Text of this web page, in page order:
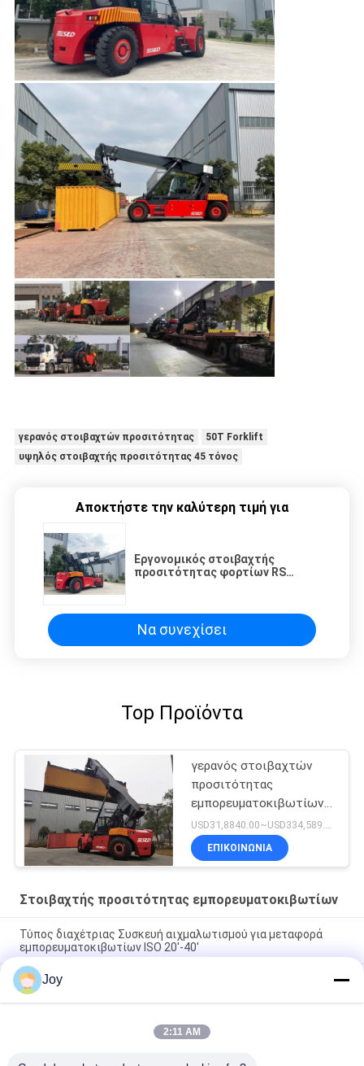
γερανός στοιβαχτών προσιτότητας
50T Forklift
υψηλός στοιβαχτής προσιτότητας 45 τόνος
Αποκτήστε την καλύτερη τιμή για
Εργονομικός στοιβαχτής
προσιτότητας φορτίων RS
Να συνεχίσει
Top Προϊόντα
γερανός στοιβαχτών
προσιτότητας
εμπορευματοκιβωτίων
λιμένων b11 b10 b13
45t 50 τόνος
USD31,8840.00~USD334,589.00 Unit MOQ:1 μονάδα
ΕΠΙΚΟΙΝΩΝΙΑ
Στοιβαχτής προσιτότητας εμπορευματοκιβωτίων
Τύπος διαχέτριας Συσκευή αιχμαλωτισμού για μεταφορά
εμπορευματοκιβωτίων ISO 20'-40'
Εγγυημένες επιδόσεις Συσκευαστής αποθήκευσης με
κινητήρα Cummins QSM11-330 και χωρητικότητα φορτίου
45000kg
71400 Kgs Υπηρεσιακό βάρος Συσκευή ανύψωσης για εύκολο
Joy
2:11 AM